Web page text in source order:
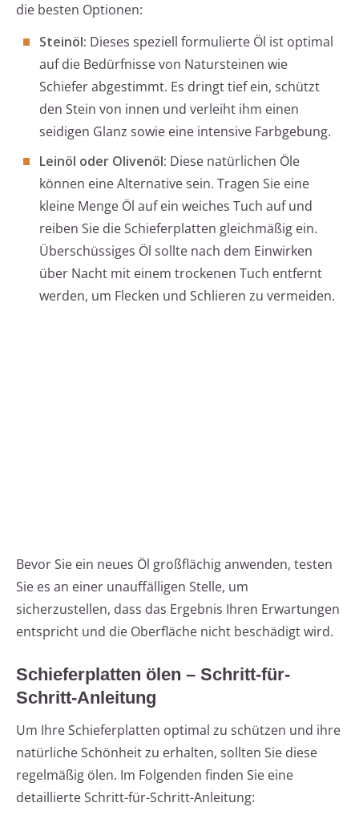
die besten Optionen:
Steinöl: Dieses speziell formulierte Öl ist optimal
auf die Bedürfnisse von Natursteinen wie
Schiefer abgestimmt. Es dringt tief ein, schützt
den Stein von innen und verleiht ihm einen
seidigen Glanz sowie eine intensive Farbgebung.
Leinöl oder Olivenöl: Diese natürlichen Öle
können eine Alternative sein. Tragen Sie eine
kleine Menge Öl auf ein weiches Tuch auf und
reiben Sie die Schieferplatten gleichmäßig ein.
Überschüssiges Öl sollte nach dem Einwirken
über Nacht mit einem trockenen Tuch entfernt
werden, um Flecken und Schlieren zu vermeiden.
Bevor Sie ein neues Öl großflächig anwenden, testen
Sie es an einer unauffälligen Stelle, um
sicherzustellen, dass das Ergebnis Ihren Erwartungen
entspricht und die Oberfläche nicht beschädigt wird.
Schieferplatten ölen – Schritt-für-
Schritt-Anleitung
Um Ihre Schieferplatten optimal zu schützen und ihre
natürliche Schönheit zu erhalten, sollten Sie diese
regelmäßig ölen. Im Folgenden finden Sie eine
detaillierte Schritt-für-Schritt-Anleitung: